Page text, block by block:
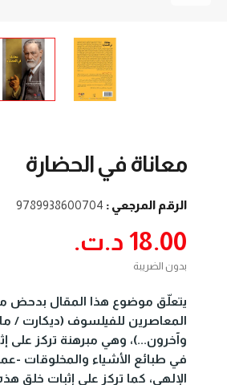
معاناة في الحضارة
الرقم المرجعي : 9789938600704
18.00 د.ت.‏
بدون الضريبة
يتعلّق موضوع هذا المقال بدحض
المعاصرين للفيلسوف (ديكارت /
وآخرون...)، وهي مبرهنة تركز على
في طبائع الأشياء والمخلوقات -
الإلهي، كما تركز على إثبات خلق